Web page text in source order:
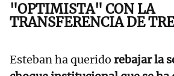
"OPTIMISTA" CON LA
TRANSFERENCIA DE
Esteban ha querido rebajar la